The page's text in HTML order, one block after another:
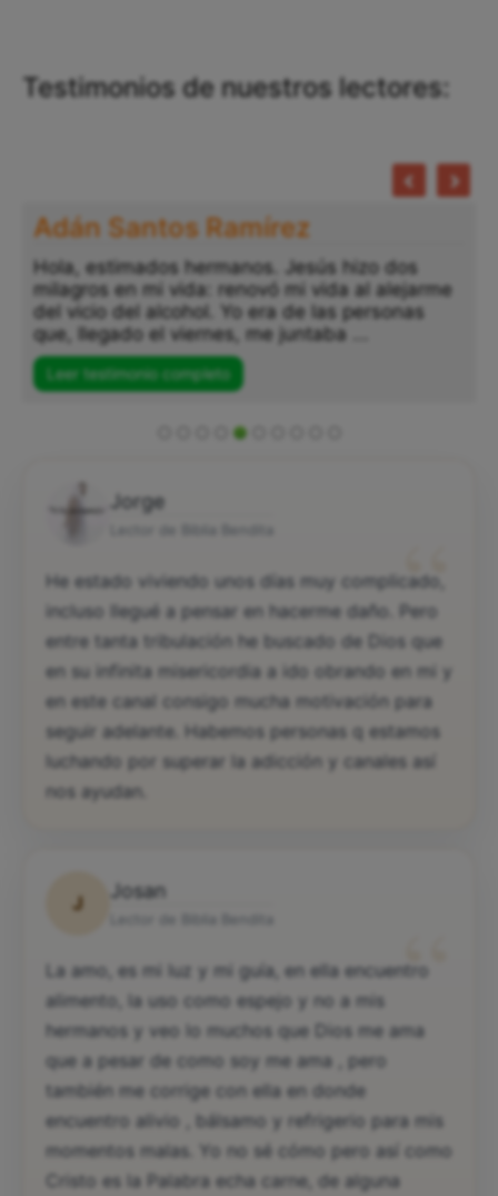
Testimonios de nuestros lectores:
Adán Santos Ramírez
Hola, estimados hermanos. Jesús hizo dos
milagros en mi vida: renovó mi vida al alejarme
del vicio del alcohol. Yo era de las personas
que, llegado el viernes, me juntaba ...
Leer testimonio completo
Jorge
“
He estado viviendo unos días muy complicado,
incluso llegué a pensar en hacerme daño. Pero
entre tanta tribulación he buscado de Dios que
en su infinita misericordia a ido obrando en mi y
en este canal consigo mucha motivación para
seguir adelante. Habemos personas q estamos
luchando por superar la adicción y canales así
nos ayudan.
J
Josan
“
La amo, es mi luz y mi guía, en ella encuentro
alimento, la uso como espejo y no a mis
hermanos y veo lo muchos que Dios me ama
que a pesar de como soy me ama , pero
también me corrige con ella en donde
encuentro alivio , bálsamo y refrigerio para mis
momentos malas. Yo no sé cómo pero así como
Cristo es la Palabra echa carne, de alguna